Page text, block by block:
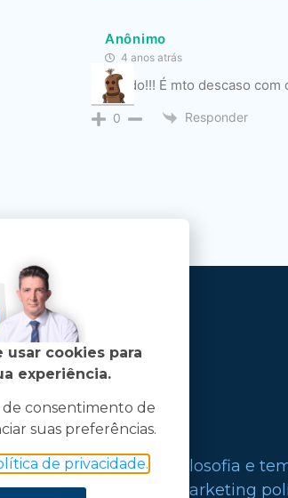
Anônimo
4 anos atrás
Absurdo!!! É mto descaso
0 Responder
Jr é maranhense.
Jornalismo, estudou filosofia e
em ciência política e marketing
usar cookies para
experiência.
de consentimento de
suas preferências.
de privacidade.